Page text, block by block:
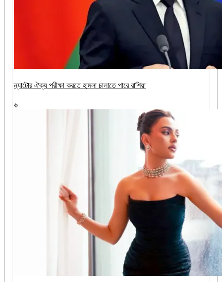
ন্যাটোর ঐক্য পরীক্ষা করতে হামলা চালাতে পারে রাশিয়া
৬